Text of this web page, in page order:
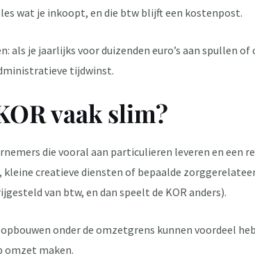
wat je inkoopt, en die btw blijft een kostenpost.
als je jaarlijks voor duizenden euro’s aan spullen
tijdwinst.
vaak slim?
die vooral aan particulieren leveren en een
kleine creatieve diensten of bepaalde
van btw, en dan speelt de KOR anders).
onder de omzetgrens kunnen voordeel
omzet maken.